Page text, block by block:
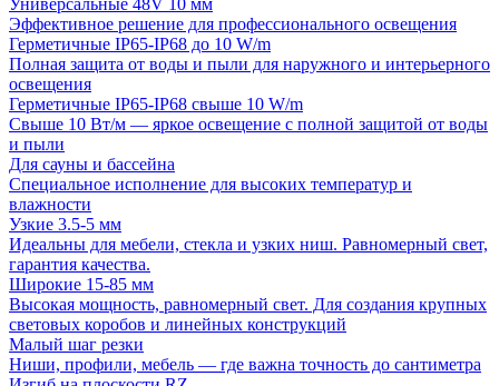
Эффективное решение для профессионального освещения
Герметичные IP65-IP68 до 10 W/m
Полная защита от воды и пыли для наружного и интерьерного
освещения
Герметичные IP65-IP68 свыше 10 W/m
Свыше 10 Вт/м — яркое освещение с полной защитой от воды
и пыли
Для сауны и бассейна
Специальное исполнение для высоких температур и
влажности
Узкие 3.5-5 мм
Идеальны для мебели, стекла и узких ниш. Равномерный свет,
гарантия качества.
Широкие 15-85 мм
Высокая мощность, равномерный свет. Для создания крупных
световых коробов и линейных конструкций
Малый шаг резки
Ниши, профили, мебель — где важна точность до сантиметра